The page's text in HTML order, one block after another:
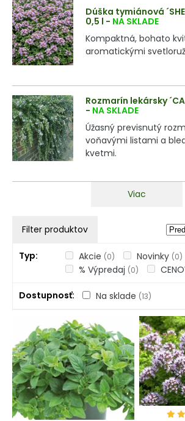
Dúška tymiánová
0,5 l - NA SKLADE
Kompaktná, bohato
aromatickými
Rozmarín lekársky
- NA SKLADE
Úžasný previsnutý
voňavými listami a
kvetmi.
Viac
Filter produktov
Typ Akcie (0) Novinky (0)
% Výpredaj (0)
Dostupnosť Na sklade (13)